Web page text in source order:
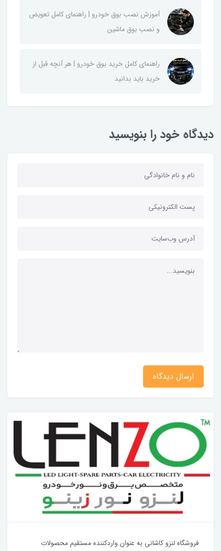
آموزش نصب بوق خودرو | راهنمای کامل تعویض
و نصب بوق ماشین
راهنمای کامل خرید بوق خودرو | هر آنچه قبل از
خرید باید بدانید
دیدگاه خود را بنویسید
ارسال دیدگاه
فروشگاه لنزو کاشانی به عنوان واردکننده مستقیم محصولات